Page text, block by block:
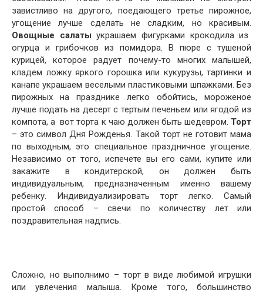
завистливо на другого, поедающего третье пирожное,
угощение лучше сделать не сладким, но красивым.
Овощные салаты украшаем фигурками крокодила из
огурца и грибочков из помидора. В пюре с тушеной
курицей, которое радует почему-то многих малышей,
кладем ложку яркого горошка или кукурузы, тартинки и
канапе украшаем веселыми пластиковыми шпажками. Без
пирожных на празднике легко обойтись, мороженое
лучше подать на десерт с тертым печеньем или ягодой из
компота, а вот торта к чаю должен быть шедевром. Торт
– это символ Дня Рожденья. Такой торт не готовит мама
по выходным, это специальное праздничное угощение.
Независимо от того, испечете вы его сами, купите или
закажите в кондитерской, он должен быть
индивидуальным, предназначенным именно вашему
ребенку. Индивидуализировать торт легко. Самый
простой способ – свечи по количеству лет или
поздравительная надпись.
Сложно, но выполнимо – торт в виде любимой игрушки
или увлечения малыша. Кроме того, большинство